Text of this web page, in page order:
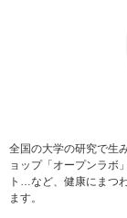
全国の大学の研究で生
ョップ「オープンラボ
ト…など、健康にまつ
ます。